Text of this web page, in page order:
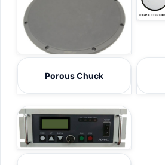
Porous Chuck